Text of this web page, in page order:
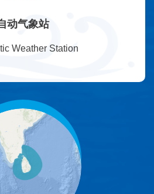
动气象站
Weather Station